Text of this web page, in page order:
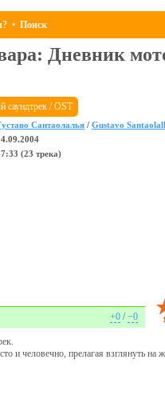
• Поиск
Дневник
саундтрек / OST
Сантаолалья / Gustavo
(23 трека)
+0 /−0
и человечно, прелагая взглянуть